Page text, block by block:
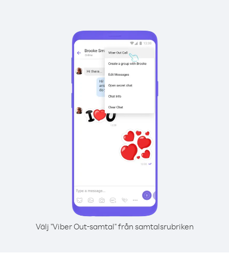
Välj "Viber Out-samtal" från samtalsrubriken